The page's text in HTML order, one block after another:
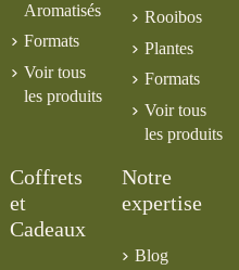
Aromatisés
Formats
Voir tous
les produits
Rooibos
Plantes
Formats
Voir tous
les produits
Coffrets
et
Cadeaux
Notre
expertise
Blog